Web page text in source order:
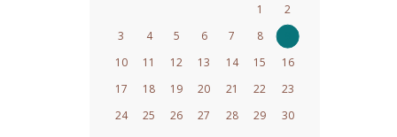
1
2
3
4 5 6 7 8
10
11 12 13 14 15
16
17
18 19 20 21 22
23
24
25 26 27 28 29
30